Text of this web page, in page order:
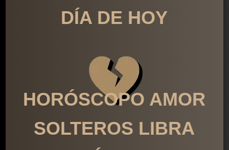
DÍA DE HOY
HORÓSCOPO AMOR
SOLTEROS LIBRA